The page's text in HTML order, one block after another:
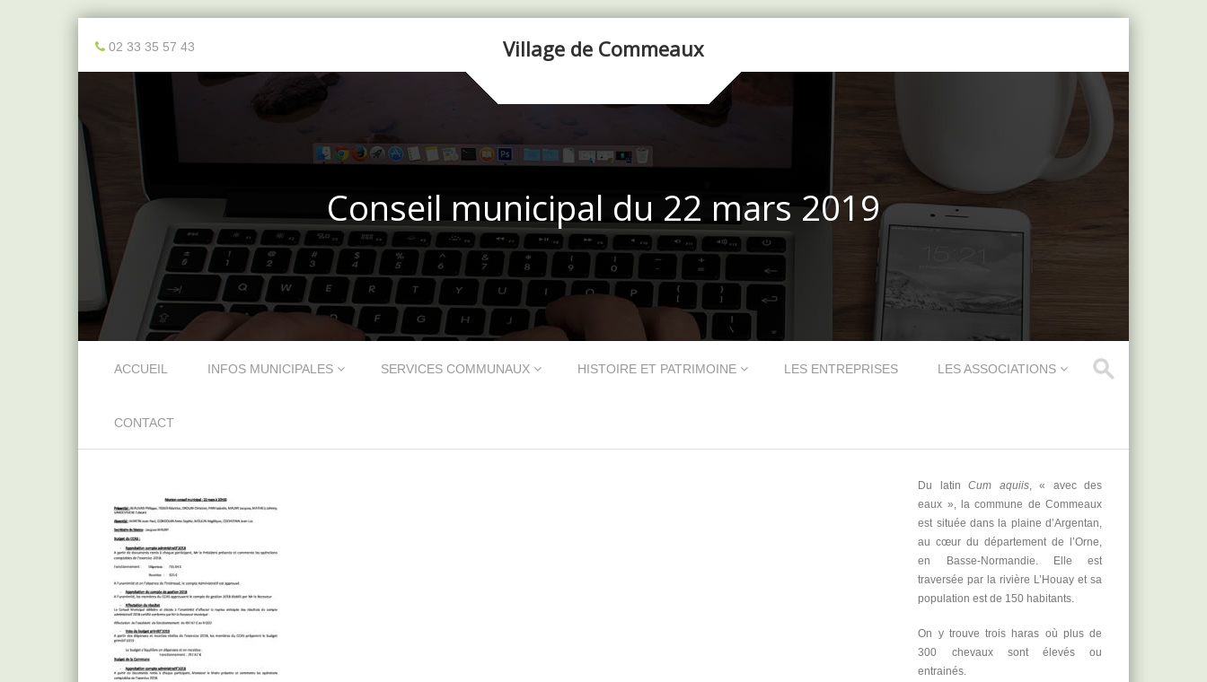
02 33 35 57 43 Village de Commeaux
Conseil municipal du 22 mars 2019
Menu
ACCUEIL
INFOS MUNICIPALES SERVICES COMMUNAUX HISTOIRE ET PATRIMOINE LES ENTREPRISES LES ASSOCIATIONS
CONTACT
Du latinCum aquiis, « avec des
eaux », la commune de Commeaux
est située dans la plaine d’Argentan,
au cœur du département de l’Orne,
en Basse-Normandie. Elle est
traversée par la rivière L’Houay et sa
population est de 150 habitants.
On y trouve trois haras où plus de
300 chevaux sont élevés ou
entrainés.